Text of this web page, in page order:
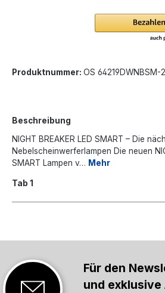
Produktnummer: OS 64219DWNBSM-
Beschreibung
NIGHT BREAKER LED SMART – Die
Nebelscheinwerferlampen Die neuen
SMART Lampen v… Mehr
Tab 1
Für den
und exklusive